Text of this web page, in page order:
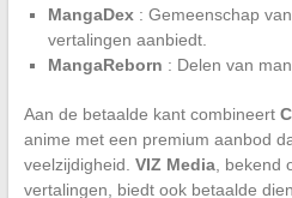
MangaDex: Gemeenschap
vertalingen aanbiedt.
MangaReborn : Delen van
Aan de betaalde kant combineert
anime met een premium aanbod
veelzijdigheid. VIZ Media, bekend
vertalingen, biedt ook betaalde